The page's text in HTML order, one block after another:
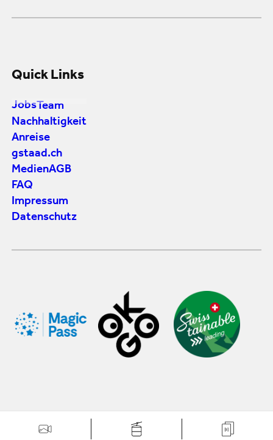
Quick Links
Jobs Team
Nachhaltigkeit
Anreise
gstaad.ch
MedienAGB
FAQ
Impressum
Datenschutz